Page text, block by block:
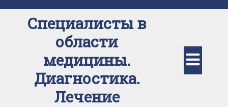
содержимомуСпециалисты в
области
медицины.
Диагностика.
Лечение